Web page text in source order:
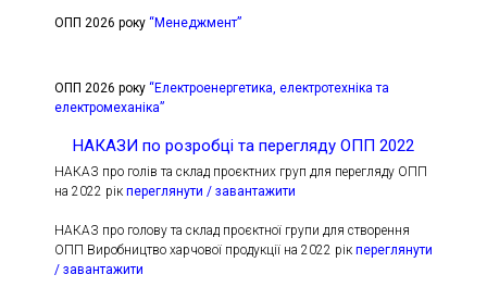
ОПП 2026 року “Менеджмент”
ОПП 2026 року “Електроенергетика, електротехніка та
електромеханіка”
НАКАЗИ по розробці та перегляду ОПП 2022
НАКАЗ про голів та склад проєктних груп для перегляду ОПП
на 2022 рік переглянути / завантажити
НАКАЗ про голову та склад проєктної групи для створення
ОПП Виробництво харчової продукції на 2022 рік переглянути
/ завантажити